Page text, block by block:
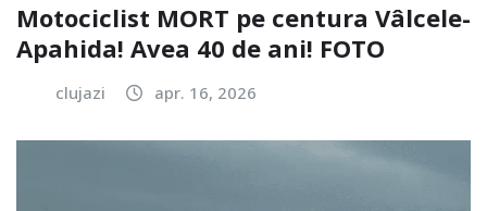
Motociclist MORT pe centura Vâlcele-
Apahida! Avea 40 de ani! FOTO
clujazi apr. 16, 2026